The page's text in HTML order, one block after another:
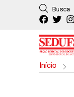
Busca
Início